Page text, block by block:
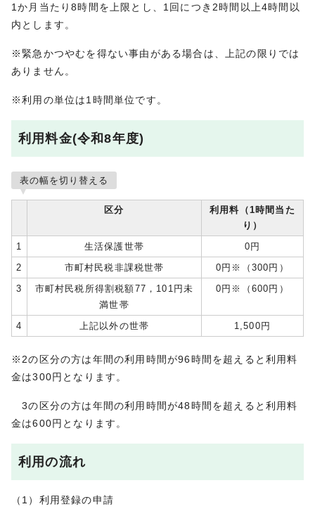
1か月当たり8時間を上限とし、1回につき2時間以上4時間以
内とします。
※緊急かつやむを得ない事由がある場合は、上記の限りでは
ありません。
※利用の単位は1時間単位です。
利用料金(令和8年度)
表の幅を切り替える
区分
利用料（1時間当た
り）
1
生活保護世帯
0円
2
市町村民税非課税世帯
0円※（300円）
3
市町村民税所得割税額77，101円未
満世帯
0円※（600円）
4 上記以外の世帯 1,500円
※2の区分の方は年間の利用時間が96時間を超えると利用料
金は300円となります。
3の区分の方は年間の利用時間が48時間を超えると利用料
金は600円となります。
利用の流れ
（1）利用登録の申請